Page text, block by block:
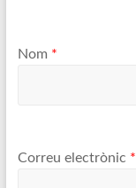
Nom *
Correu electrònic *